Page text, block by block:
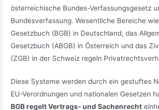
österreichische Bundes-Verfassungsgesetz
Bundesverfassung. Wesentliche Bereiche
Gesetzbuch (BGB) in Deutschland, das
Gesetzbuch (ABGB) in Österreich und das
(ZGB) in der Schweiz regeln
Diese Systeme werden durch ein gestuftes
EU-Verordnungen und nationalen Gesetzen
BGB regelt Vertrags- und Sachenrecht